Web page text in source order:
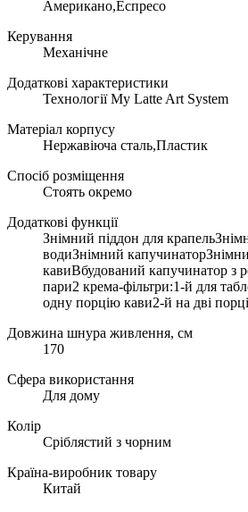
Американо,Еспресо
Керування
Механічне
Додаткові характеристики
Технології My Latte Art System
Матеріал корпусу
Нержавіюча сталь,Пластик
Спосіб розміщення
Стоять окремо
Додаткові функції
Знімний піддон для
водиЗнімний
кавиВбудований капучинатор з
пари2 крема-фільтри:1-й для
одну порцію кави2-й на дві
Довжина шнура живлення, см
170
Сфера використання
Для дому
Колір
Сріблястий з чорним
Країна-виробник товару
Китай